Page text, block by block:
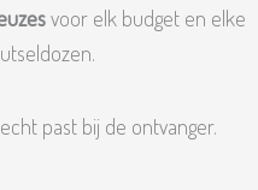
voor elk budget en elke
past bij de ontvanger.